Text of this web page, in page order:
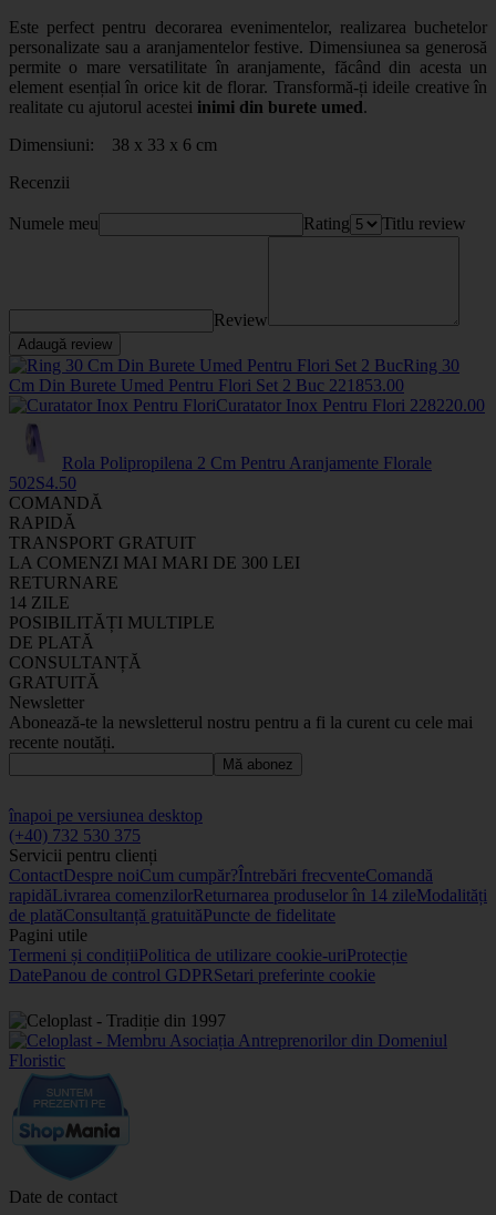
Este perfect pentru decorarea evenimentelor, realizarea buchetelor
personalizate sau a aranjamentelor festive. Dimensiunea sa generosă
permite o mare versatilitate în aranjamente, făcând din acesta un
element esențial în orice kit de florar. Transformă-ți ideile creative în
realitate cu ajutorul acestei inimi din burete umed.
Dimensiuni: 38 x 33 x 6 cm
Recenzii
Numele meu Rating Titlu review
Review
Adaugă review
Ring 30
Cm Din Burete Umed Pentru Flori Set 2 Buc 221853.00
Curatator Inox Pentru Flori 228220.00
Rola Polipropilena 2 Cm Pentru Aranjamente Florale
502S4.50
COMANDĂ
RAPIDĂ
TRANSPORT GRATUIT
LA COMENZI MAI MARI DE 300 LEI
RETURNARE
14 ZILE
POSIBILITĂȚI MULTIPLE
DE PLATĂ
CONSULTANȚĂ
GRATUITĂ
Newsletter
Abonează-te la newsletterul nostru pentru a fi la curent cu cele mai
recente noutăți.
Mă abonez
înapoi pe versiunea desktop
(+40) 732 530 375
Servicii pentru clienți
ContactDespre noiCum cumpăr?Întrebări frecventeComandă
rapidăLivrarea comenzilorReturnarea produselor în 14 zileModalități
de platăConsultanță gratuităPuncte de fidelitate
Pagini utile
Termeni și condițiiPolitica de utilizare cookie-uriProtecție
DatePanou de control GDPRSetari preferinte cookie
Date de contact